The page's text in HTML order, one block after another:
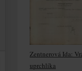
Zentnerová Ida:
uprchlíka